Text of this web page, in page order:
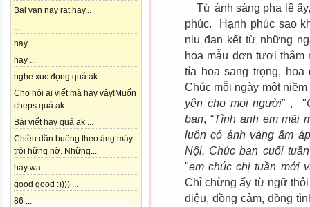
Bai van nay rat hay...
...
hay ...
hay ...
nghe xuc đọng quá ak ...
Cho hỏi ai viết mà hay vậy!Muốn
cheps quá ak...
Bài viết hay quá ak ...
Chiều dần buông theo áng mây
trôi hững hờ. Những...
hay wa ...
good good :)))) ...
86 ...
Từ ánh sáng pha lê
phúc. Hạnh phúc sao
niu đan kết từ những
hoa mẫu đơn tươi thắm
tía hoa sang trọng,
Chúc mỗi ngày một
yên cho mọi người” , "
bạn, “Tình anh em mãi
luôn có ánh vàng ấm áp
Nội. Chúc bạn cuối
"em chúc chị tuần mới
Chỉ chừng ấy từ ngữ
điệu, đồng cảm, đồng